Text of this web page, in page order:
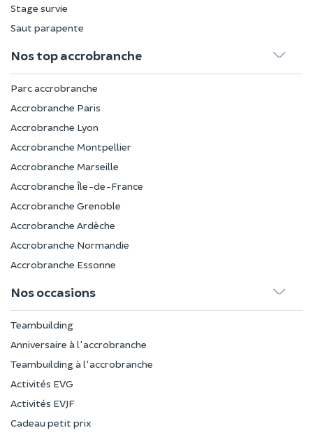
Stage survie
Saut parapente
Nos top accrobranche
Parc accrobranche
Accrobranche Paris
Accrobranche Lyon
Accrobranche Montpellier
Accrobranche Marseille
Accrobranche Île-de-France
Accrobranche Grenoble
Accrobranche Ardèche
Accrobranche Normandie
Accrobranche Essonne
Nos occasions
Teambuilding
Anniversaire à l'accrobranche
Teambuilding à l'accrobranche
Activités EVG
Activités EVJF
Cadeau petit prix